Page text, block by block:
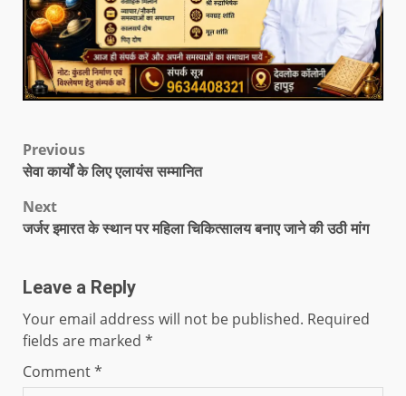
Previous
सेवा कार्यों के लिए एलायंस सम्मानित
Next
जर्जर इमारत के स्थान पर महिला चिकित्सालय बनाए जाने की उठी मांग
Leave a Reply
Your email address will not be published. Required
fields are marked *
Comment*